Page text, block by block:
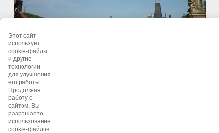
©Автономная некоммерческая организация
дополнительного образования "Центр
художественного и эстетического развития
"ПАРАЛЛЕЛИ"
Этот сайт
использует
cookie-файлы
и другие
технологии
для улучшения
его работы.
Продолжая
работу с
сайтом, Вы
разрешаете
использование
cookie-файлов.